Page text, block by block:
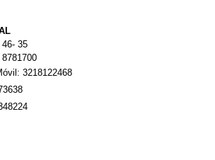
46- 35
3218122468